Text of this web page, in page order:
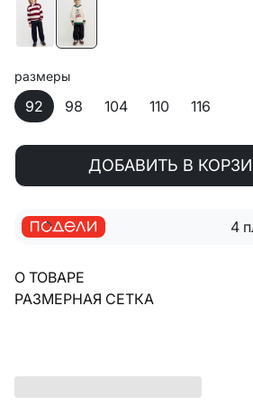
размеры
92 98 104 110 116
ДОБАВИТЬ В
4
О ТОВАРЕ
РАЗМЕРНАЯ СЕТКА